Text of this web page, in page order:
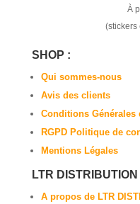
À
(stickers
SHOP :
Qui sommes-nous
Avis des clients
Conditions Générales
RGPD Politique de
Mentions Légales
LTR DISTRIBUTION
A propos de LTR